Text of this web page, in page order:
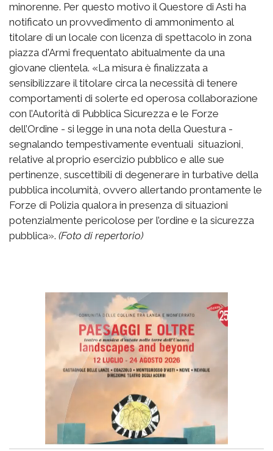
minorenne. Per questo motivo il Questore di Asti ha
notificato un provvedimento di ammonimento al
titolare di un locale con licenza di spettacolo in zona
piazza d'Armi frequentato abitualmente da una
giovane clientela. «La misura è finalizzata a
sensibilizzare il titolare circa la necessità di tenere
comportamenti di solerte ed operosa collaborazione
con l’Autorità di Pubblica Sicurezza e le Forze
dell’Ordine - si legge in una nota della Questura -
segnalando tempestivamente eventuali situazioni,
relative al proprio esercizio pubblico e alle sue
pertinenze, suscettibili di degenerare in turbative della
pubblica incolumità, ovvero allertando prontamente le
Forze di Polizia qualora in presenza di situazioni
potenzialmente pericolose per l’ordine e la sicurezza
pubblica». (Foto di repertorio)